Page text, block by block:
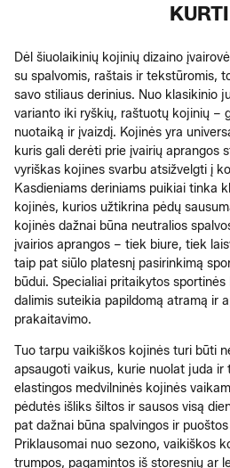
KURTI
Dėl šiuolaikinių kojinių dizaino
su spalvomis, raštais ir tekstūromis,
savo stiliaus derinius. Nuo klasikinio
varianto iki ryškių, raštuotų kojinių –
nuotaiką ir įvaizdį. Kojinės yra
kuris gali derėti prie įvairių aprangos
vyriškas kojines svarbu atsižvelgti į
Kasdieniams deriniams puikiai tinka
kojinės, kurios užtikrina pėdų
kojinės dažnai būna neutralios
įvairios aprangos – tiek biure, tiek
taip pat siūlo platesnį pasirinkimą
būdui. Specialiai pritaikytos
dalimis suteikia papildomą atramą ir
prakaitavimo.
Tuo tarpu vaikiškos kojinės turi būti
apsaugoti vaikus, kurie nuolat juda ir
elastingos medvilninės kojinės
pėdutės išliks šiltos ir sausos visą
pat dažnai būna spalvingos ir
Priklausomai nuo sezono, vaikiškos
trumpos, pagamintos iš storesnių ar